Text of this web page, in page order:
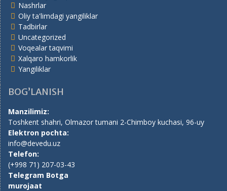
Nashrlar
Oliy ta'limdagi yangiliklar
Tadbirlar
Uncategorized
Voqealar taqvimi
Xalqaro hamkorlik
Yangiliklar
BOG’LANISH
Manzilimiz:
Toshkent shahri, Olmazor tumani 2-Chimboy kuchasi, 96-uy
Elektron pochta:
info@devedu.uz
Telefon:
(+998 71) 207-03-43
Telegram Botga
murojaat